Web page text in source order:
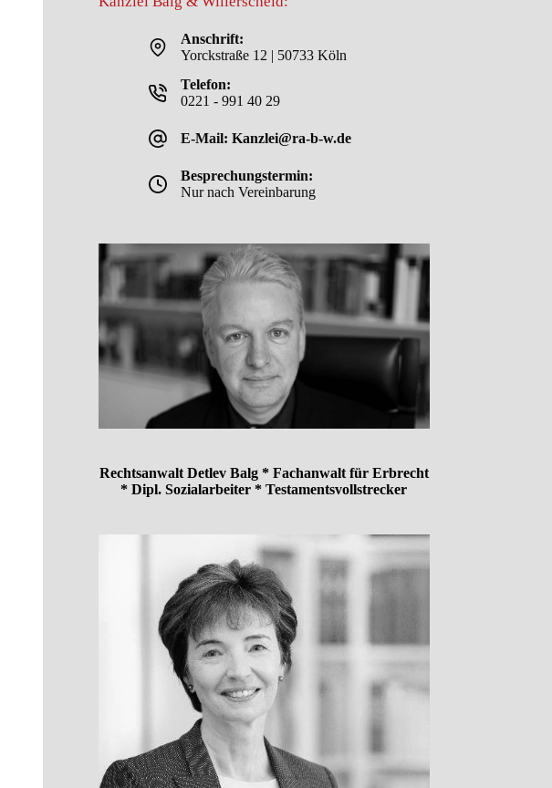
Anschrift:
Yorckstraße 12 | 50733 Köln
Telefon:
0221 - 991 40 29
E-Mail: Kanzlei@ra-b-w.de
Besprechungstermin:
Nur nach Vereinbarung
Rechtsanwalt Detlev Balg * Fachanwalt für Erbrecht
* Dipl. Sozialarbeiter * Testamentsvollstrecker